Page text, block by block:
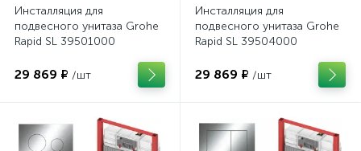
Инсталляция для
подвесного унитаза Grohe
Rapid SL 39501000
29 869 ₽ /шт
Инсталляция для
подвесного унитаза Grohe
Rapid SL 39504000
29 869 ₽ /шт